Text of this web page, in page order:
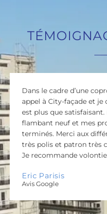
Dans le cadre d’une
appel à City-façade et
est plus que
flambant neuf et mes
terminés. Merci aux
très polis et patron très
Je recommande
Eric Parisis
Avis Google